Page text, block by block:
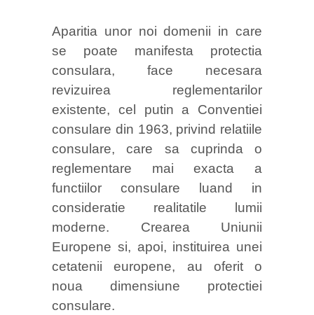
Aparitia unor noi domenii in care
se poate manifesta protectia
consulara, face necesara
revizuirea reglementarilor
existente, cel putin a Conventiei
consulare din 1963, privind relatiile
consulare, care sa cuprinda o
reglementare mai exacta a
functiilor consulare luand in
consideratie realitatile lumii
moderne. Crearea Uniunii
Europene si, apoi, instituirea unei
cetatenii europene, au oferit o
noua dimensiune protectiei
consulare.